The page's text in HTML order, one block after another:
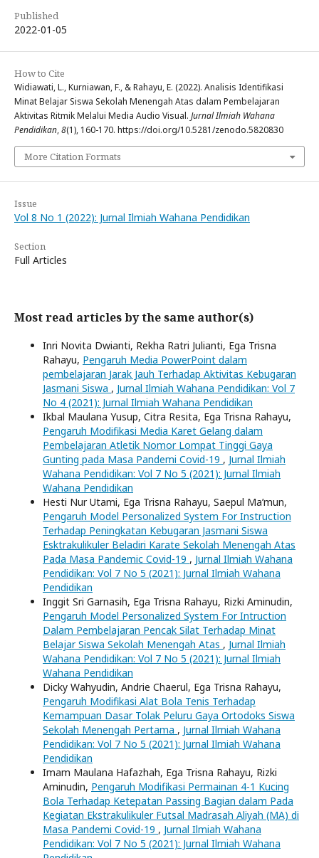
Published
2022-01-05
How to Cite
Widiawati, L., Kurniawan, F., & Rahayu, E. (2022). Analisis Identifikasi
Minat Belajar Siswa Sekolah Menengah Atas dalam Pembelajaran
Aktivitas Ritmik Melalui Media Audio Visual. Jurnal Ilmiah Wahana
Pendidikan,8(1), 160-170. https://doi.org/10.5281/zenodo.5820830
More Citation Formats
Issue
Vol 8 No 1 (2022): Jurnal Ilmiah Wahana Pendidikan
Section
Full Articles
Most read articles by the same author(s)
Inri Novita Dwianti, Rekha Ratri Julianti, Ega Trisna
Rahayu, Pengaruh Media PowerPoint dalam
pembelajaran Jarak Jauh Terhadap Aktivitas Kebugaran
Jasmani Siswa , Jurnal Ilmiah Wahana Pendidikan: Vol 7
No 4 (2021): Jurnal Ilmiah Wahana Pendidikan
Ikbal Maulana Yusup, Citra Resita, Ega Trisna Rahayu,
Pengaruh Modifikasi Media Karet Gelang dalam
Pembelajaran Atletik Nomor Lompat Tinggi Gaya
Gunting pada Masa Pandemi Covid-19 , Jurnal Ilmiah
Wahana Pendidikan: Vol 7 No 5 (2021): Jurnal Ilmiah
Wahana Pendidikan
Hesti Nur Utami, Ega Trisna Rahayu, Saepul Ma’mun,
Pengaruh Model Personalized System For Instruction
Terhadap Peningkatan Kebugaran Jasmani Siswa
Esktrakulikuler Beladiri Karate Sekolah Menengah Atas
Pada Masa Pandemic Covid-19 , Jurnal Ilmiah Wahana
Pendidikan: Vol 7 No 5 (2021): Jurnal Ilmiah Wahana
Pendidikan
Inggit Sri Garnasih, Ega Trisna Rahayu, Rizki Aminudin,
Pengaruh Model Personalized System For Intruction
Dalam Pembelajaran Pencak Silat Terhadap Minat
Belajar Siswa Sekolah Menengah Atas , Jurnal Ilmiah
Wahana Pendidikan: Vol 7 No 5 (2021): Jurnal Ilmiah
Wahana Pendidikan
Dicky Wahyudin, Andrie Chaerul, Ega Trisna Rahayu,
Pengaruh Modifikasi Alat Bola Tenis Terhadap
Kemampuan Dasar Tolak Peluru Gaya Ortodoks Siswa
Sekolah Menengah Pertama , Jurnal Ilmiah Wahana
Pendidikan: Vol 7 No 5 (2021): Jurnal Ilmiah Wahana
Pendidikan
Imam Maulana Hafazhah, Ega Trisna Rahayu, Rizki
Aminudin, Pengaruh Modifikasi Permainan 4-1 Kucing
Bola Terhadap Ketepatan Passing Bagian dalam Pada
Kegiatan Ekstrakulikuler Futsal Madrasah Aliyah (MA) di
Masa Pandemi Covid-19 , Jurnal Ilmiah Wahana
Pendidikan: Vol 7 No 5 (2021): Jurnal Ilmiah Wahana